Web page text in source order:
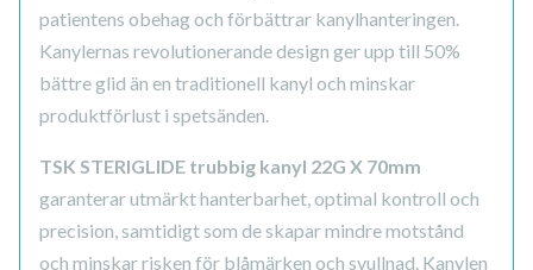
patientens obehag och förbättrar kanylhanteringen.
Kanylernas revolutionerande design ger upp till 50%
bättre glid än en traditionell kanyl och minskar
produktförlust i spetsänden.
TSK STERIGLIDE trubbig kanyl 22G X 70mm
garanterar utmärkt hanterbarhet, optimal kontroll och
precision, samtidigt som de skapar mindre motstånd
och minskar risken för blåmärken och svullnad. Kanylen